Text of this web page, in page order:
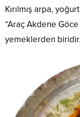
Kırılmış arpa,
“Araç Akdene
yemeklerden biridir.